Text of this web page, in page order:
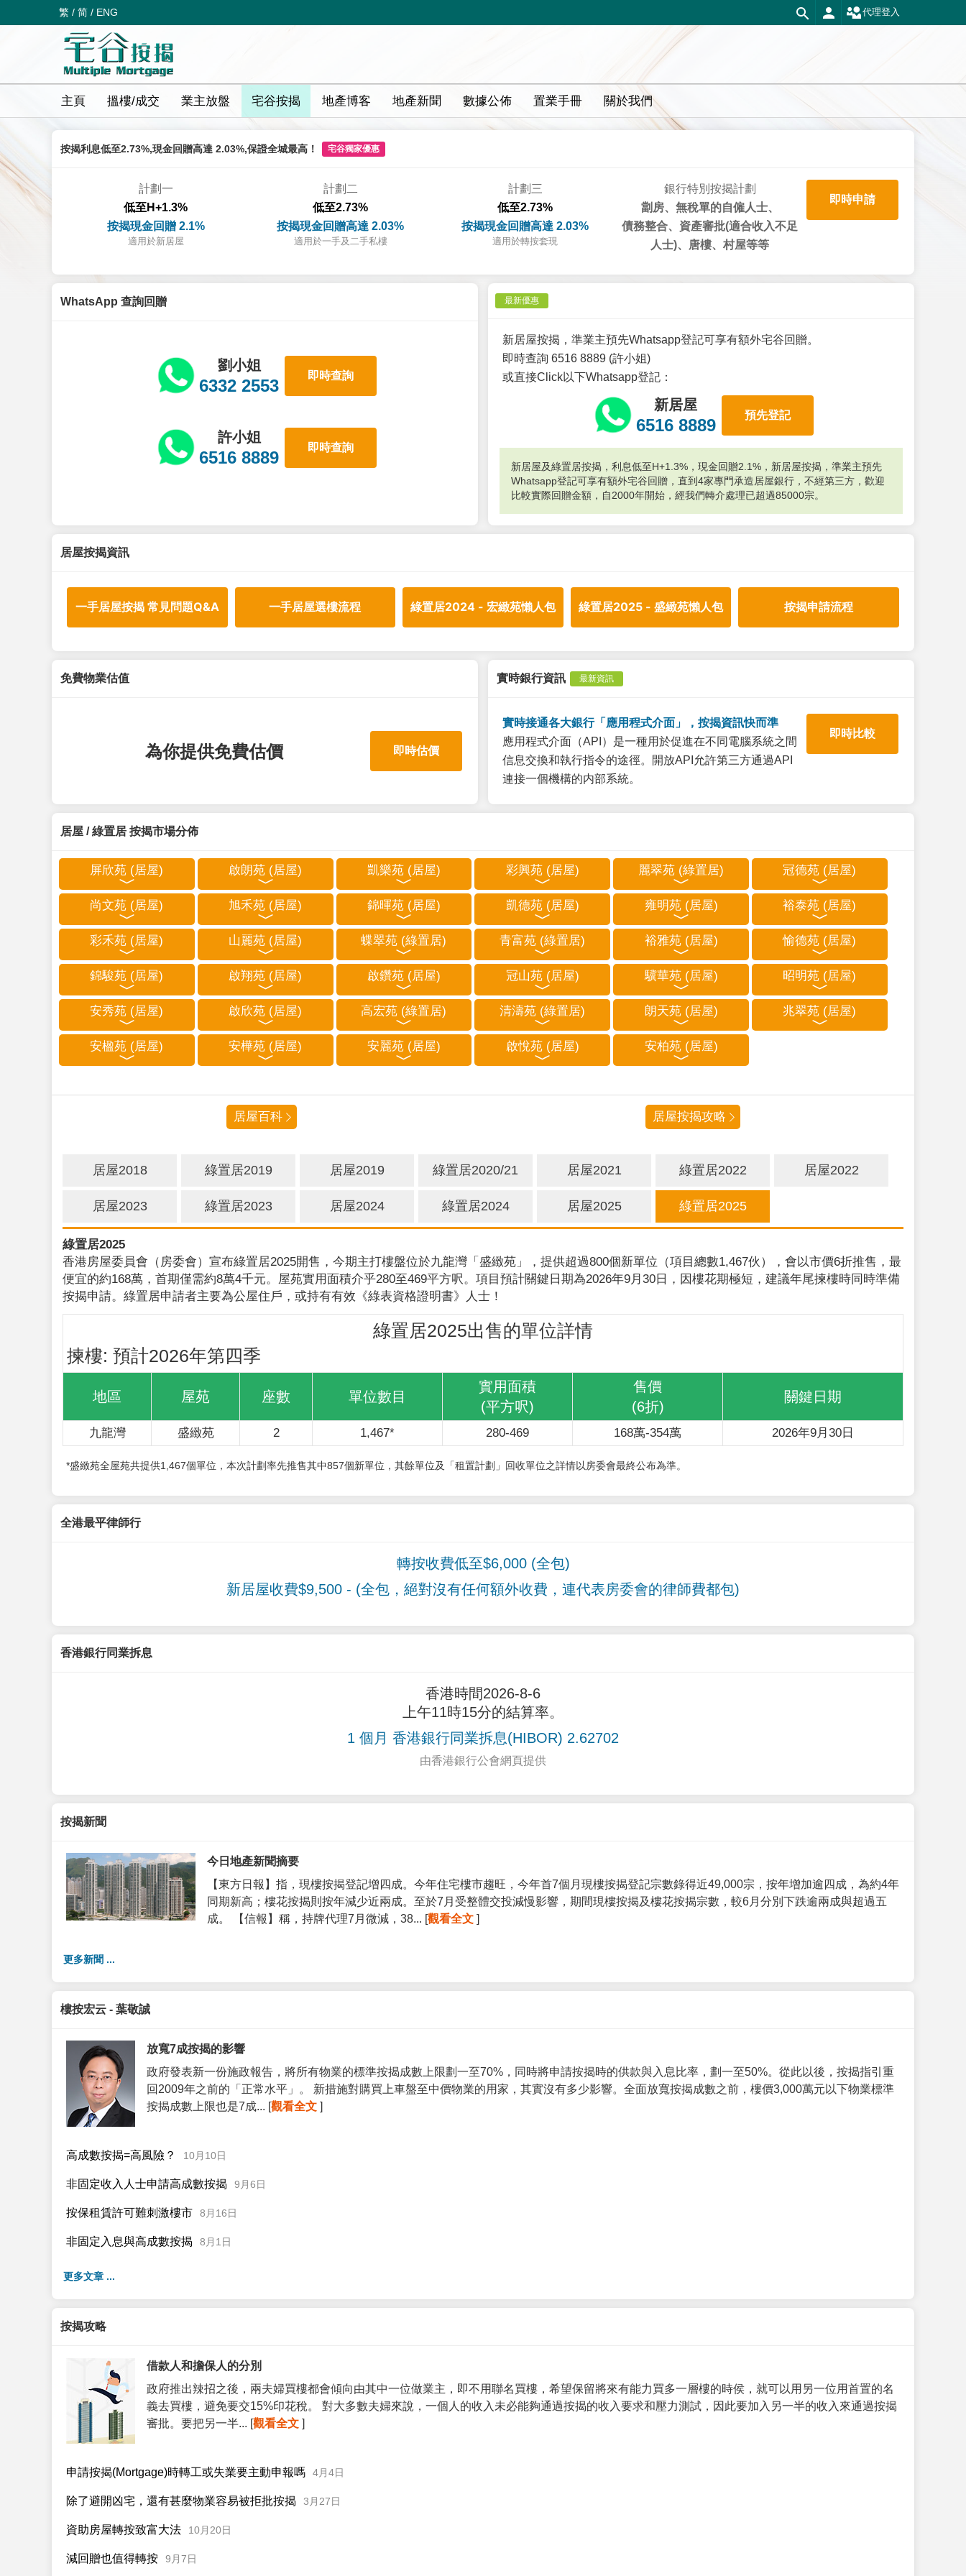
繁 / 简 / ENG 代理登入
主頁 搵樓/成交 業主放盤 宅谷按揭 地產博客 地產新聞 數據公佈 置業手冊 關於我們
按揭利息低至2.73%,現金回贈高達 2.03%,保證全城最高！ 宅谷獨家優惠
計劃一
低至H+1.3%
按揭現金回贈 2.1%
適用於新居屋
計劃二
低至2.73%
按揭現金回贈高達 2.03%
適用於一手及二手私樓
計劃三
低至2.73%
按揭現金回贈高達 2.03%
適用於轉按套現
銀行特別按揭計劃
劏房、無稅單的自僱人士、
債務整合、資產審批(適合收入不足
人士)、唐樓、村屋等等
即時申請
WhatsApp 查詢回贈
劉小姐
6332 2553
即時查詢
許小姐
6516 8889
即時查詢
最新優惠
新居屋按揭，準業主預先Whatsapp登記可享有額外宅谷回贈。
即時查詢 6516 8889 (許小姐)
或直接Click以下Whatsapp登記：
新居屋
6516 8889
預先登記
新居屋及綠置居按揭，利息低至H+1.3%，現金回贈2.1%，新居屋按揭，準業主預先
Whatsapp登記可享有額外宅谷回贈，直到4家專門承造居屋銀行，不經第三方，歡迎
比較實際回贈金額，自2000年開始，經我們轉介處理已超過85000宗。
居屋按揭資訊
一手居屋按揭 常見問題Q&A 一手居屋選樓流程 綠置居2024 - 宏緻苑懶人包 綠置居2025 - 盛緻苑懶人包 按揭申請流程
免費物業估值
為你提供免費估價 即時估價
實時銀行資訊 最新資訊
實時接通各大銀行「應用程式介面」，按揭資訊快而準
應用程式介面（API）是一種用於促進在不同電腦系統之間
信息交換和執行指令的途徑。開放API允許第三方通過API
連接一個機構的内部系統。
即時比較
居屋 / 綠置居 按揭市場分佈
屏欣苑 (居屋) 啟朗苑 (居屋) 凱樂苑 (居屋) 彩興苑 (居屋) 麗翠苑 (綠置居) 冠德苑 (居屋)
尚文苑 (居屋) 旭禾苑 (居屋) 錦暉苑 (居屋) 凱德苑 (居屋) 雍明苑 (居屋) 裕泰苑 (居屋)
彩禾苑 (居屋) 山麗苑 (居屋) 蝶翠苑 (綠置居) 青富苑 (綠置居) 裕雅苑 (居屋) 愉德苑 (居屋)
錦駿苑 (居屋) 啟翔苑 (居屋) 啟鑽苑 (居屋) 冠山苑 (居屋) 驥華苑 (居屋) 昭明苑 (居屋)
安秀苑 (居屋) 啟欣苑 (居屋) 高宏苑 (綠置居) 清濤苑 (綠置居) 朗天苑 (居屋) 兆翠苑 (居屋)
安楹苑 (居屋) 安樺苑 (居屋) 安麗苑 (居屋) 啟悅苑 (居屋) 安柏苑 (居屋)
居屋百科 居屋按揭攻略
居屋2018 綠置居2019 居屋2019 綠置居2020/21 居屋2021 綠置居2022 居屋2022
居屋2023 綠置居2023 居屋2024 綠置居2024 居屋2025 綠置居2025
綠置居2025
香港房屋委員會（房委會）宣布綠置居2025開售，今期主打樓盤位於九龍灣「盛緻苑」，提供超過800個新單位（項目總數1,467伙），會以市價6折推售，最
便宜的約168萬，首期僅需約8萬4千元。屋苑實用面積介乎280至469平方呎。項目預計關鍵日期為2026年9月30日，因樓花期極短，建議年尾揀樓時同時準備
按揭申請。綠置居申請者主要為公屋住戶，或持有有效《綠表資格證明書》人士！
綠置居2025出售的單位詳情
揀樓: 預計2026年第四季
地區 屋苑 座數 單位數目
實用面積
(平方呎)
售價
(6折)
關鍵日期
九龍灣 盛緻苑 2 1,467* 280-469 168萬-354萬 2026年9月30日
*盛緻苑全屋苑共提供1,467個單位，本次計劃率先推售其中857個新單位，其餘單位及「租置計劃」回收單位之詳情以房委會最終公布為準。
全港最平律師行
轉按收費低至$6,000 (全包)
新居屋收費$9,500 - (全包，絕對沒有任何額外收費，連代表房委會的律師費都包)
香港銀行同業拆息
香港時間2026-8-6
上午11時15分的結算率。
1 個月 香港銀行同業拆息(HIBOR) 2.62702
由香港銀行公會網頁提供
按揭新聞
今日地產新聞摘要
【東方日報】指，現樓按揭登記增四成。今年住宅樓市趨旺，今年首7個月現樓按揭登記宗數錄得近49,000宗，按年增加逾四成，為約4年
同期新高；樓花按揭則按年減少近兩成。至於7月受整體交投減慢影響，期間現樓按揭及樓花按揭宗數，較6月分別下跌逾兩成與超過五
成。 【信報】稱，持牌代理7月微減，38... [觀看全文 ]
更多新聞 ...
樓按宏云 - 葉敬誠
放寬7成按揭的影響
政府發表新一份施政報告，將所有物業的標準按揭成數上限劃一至70%，同時將申請按揭時的供款與入息比率，劃一至50%。從此以後，按揭指引重
回2009年之前的「正常水平」。 新措施對購買上車盤至中價物業的用家，其實沒有多少影響。全面放寬按揭成數之前，樓價3,000萬元以下物業標準
按揭成數上限也是7成... [觀看全文 ]
高成數按揭=高風險？ 10月10日
非固定收入人士申請高成數按揭 9月6日
按保租賃許可難刺激樓市 8月16日
非固定入息與高成數按揭 8月1日
更多文章 ...
按揭攻略
借款人和擔保人的分別
政府推出辣招之後，兩夫婦買樓都會傾向由其中一位做業主，即不用聯名買樓，希望保留將來有能力買多一層樓的時侯，就可以用另一位用首置的名
義去買樓，避免要交15%印花稅。 對大多數夫婦來說，一個人的收入未必能夠通過按揭的收入要求和壓力測試，因此要加入另一半的收入來通過按揭
審批。要把另一半... [觀看全文 ]
申請按揭(Mortgage)時轉工或失業要主動申報嗎 4月4日
除了避開凶宅，還有甚麼物業容易被拒批按揭 3月27日
資助房屋轉按致富大法 10月20日
減回贈也值得轉按 9月7日